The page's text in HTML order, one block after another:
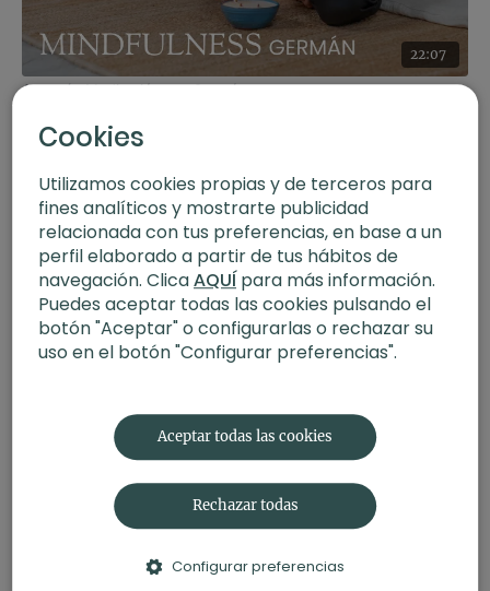
22:07
Armonía. Meditación con Germán
Cookies
Utilizamos cookies propias y de terceros para
fines analíticos y mostrarte publicidad
relacionada con tus preferencias, en base a un
perfil elaborado a partir de tus hábitos de
navegación. ClicaAQUÍpara más información.
Puedes aceptar todas las cookies pulsando el
botón "Aceptar" o configurarlas o rechazar su
uso en el botón "Configurar preferencias".
Aceptar todas las cookies
Rechazar todas
Configurar preferencias